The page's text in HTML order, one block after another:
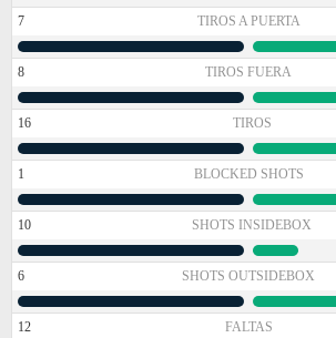
7 TIROS A PUERTA
8 TIROS FUERA
16 TIROS
1 BLOCKED SHOTS
10 SHOTS INSIDEBOX
6 SHOTS OUTSIDEBOX
12 FALTAS